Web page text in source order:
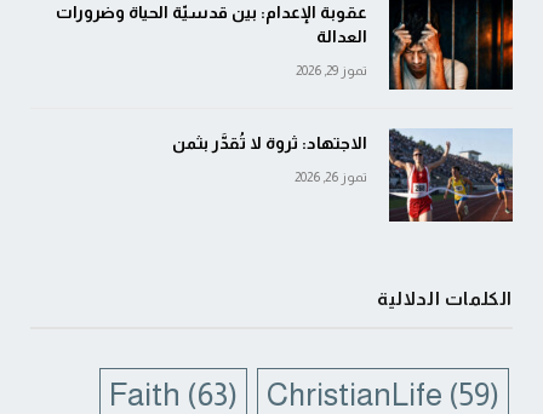
عقوبة الإعدام: بين قدسيّة الحياة وضرورات
العدالة
تموز 29, 2026
الاجتهاد: ثروة لا تُقدَّر بثمن
تموز 26, 2026
الكلمات الدلالية
ChristianLife (59)
Faith (63)